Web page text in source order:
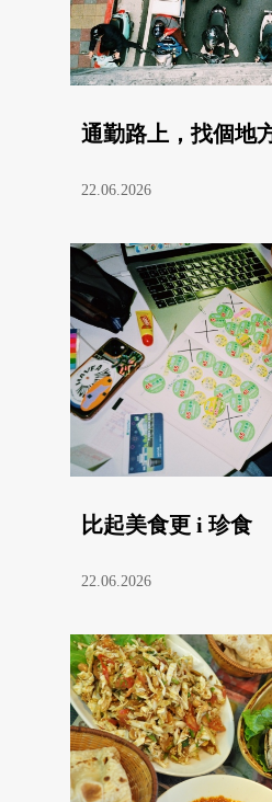
通勤路上，找個地
22.06.2026
比起美食更 i 珍食
22.06.2026